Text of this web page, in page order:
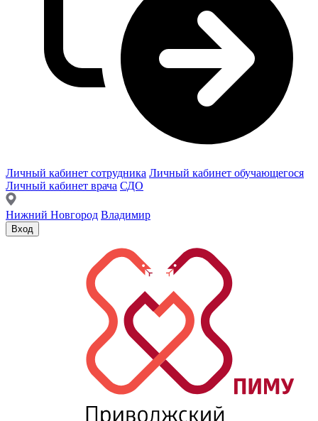
Личный кабинет сотрудника Личный кабинет обучающегося
Личный кабинет врача СДО
Нижний Новгород Владимир
Вход